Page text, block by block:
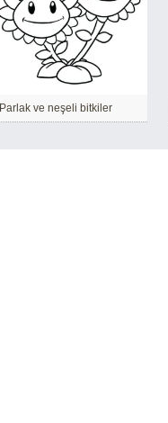
Parlak ve neşeli bitkiler